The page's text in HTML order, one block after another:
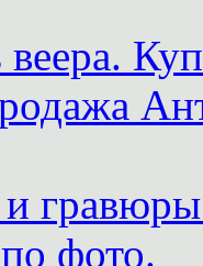
веера.
фото.